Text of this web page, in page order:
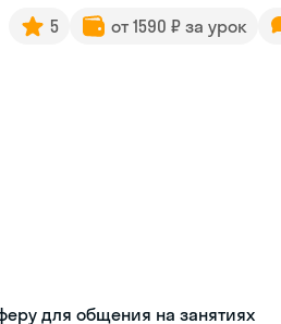
5 от 1590 ₽ за урок
для общения на занятиях